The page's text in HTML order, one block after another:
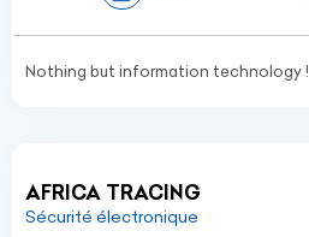
Nothing but information technology !
AFRICA TRACING
Sécurité électronique